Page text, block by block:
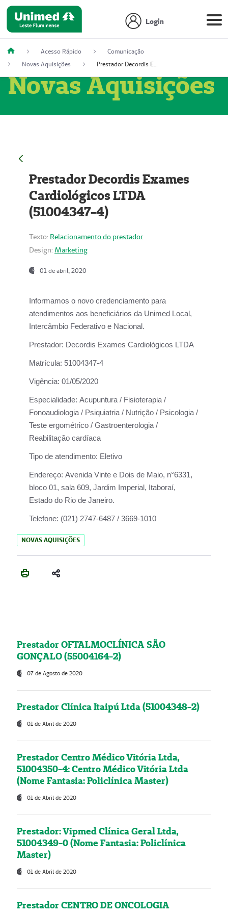
Login
Acesso Rápido
Comunicação
Novas Aquisições
Prestador Decordis Exames Cardiológicos LTDA (51004347-4)
Novas Aquisições
Prestador Decordis Exames
Cardiológicos LTDA
(51004347-4)
Texto: Relacionamento do prestador
Design: Marketing
01 de abril, 2020
Informamos o novo credenciamento para
atendimentos aos beneficiários da Unimed Local,
Intercâmbio Federativo e Nacional.
Prestador: Decordis Exames Cardiológicos LTDA
Matrícula: 51004347-4
Vigência: 01/05/2020
Especialidade: Acupuntura / Fisioterapia /
Fonoaudiologia / Psiquiatria / Nutrição / Psicologia /
Teste ergométrico / Gastroenterologia /
Reabilitação cardíaca
Tipo de atendimento: Eletivo
Endereço: Avenida Vinte e Dois de Maio, n°6331,
bloco 01, sala 609, Jardim Imperial, Itaboraí,
Estado do Rio de Janeiro.
Telefone: (021) 2747-6487 / 3669-1010
NOVAS AQUISIÇÕES
Prestador OFTALMOCLÍNICA SÃO
GONÇALO (55004164-2)
07 de Agosto de 2020
Prestador Clínica Itaipú Ltda (51004348-2)
01 de Abril de 2020
Prestador Centro Médico Vitória Ltda,
51004350-4: Centro Médico Vitória Ltda
(Nome Fantasia: Policlínica Master)
01 de Abril de 2020
Prestador: Vipmed Clínica Geral Ltda,
51004349-0 (Nome Fantasia: Policlínica
Master)
01 de Abril de 2020
Prestador CENTRO DE ONCOLOGIA